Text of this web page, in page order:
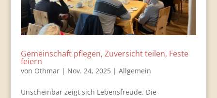
Gemeinschaft pflegen, Zuversicht teilen, Feste
feiern
von Othmar| Nov. 24, 2025| Allgemein
Unscheinbar zeigt sich Lebensfreude. Die